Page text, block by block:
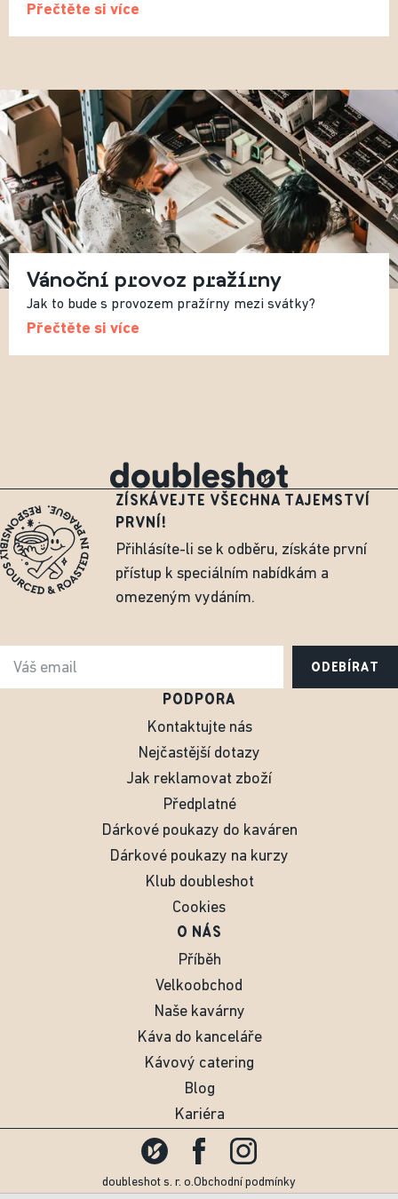
Přečtěte si více
Vánoční provoz pražírny
Jak to bude s provozem pražírny mezi svátky?
Přečtěte si více
ZÍSKÁVEJTE VŠECHNA TAJEMSTVÍ
PRVNÍ!
Přihlásíte-li se k odběru, získáte první
přístup k speciálním nabídkám a
omezeným vydáním.
ODEBÍRAT
PODPORA
Kontaktujte nás
Nejčastější dotazy
Jak reklamovat zboží
Předplatné
Dárkové poukazy do kaváren
Dárkové poukazy na kurzy
Klub doubleshot
Cookies
O NÁS
Příběh
Velkoobchod
Naše kavárny
Káva do kanceláře
Kávový catering
Blog
Kariéra
doubleshot s. r. o.Obchodní podmínky